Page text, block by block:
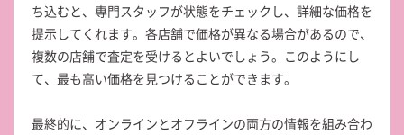
ち込むと、専門スタッフが状態をチェックし、詳細な価格を
提示してくれます。各店舗で価格が異なる場合があるので、
複数の店舗で査定を受けるとよいでしょう。このようにし
て、最も高い価格を見つけることができます。
最終的に、オンラインとオフラインの両方の情報を組み合わ